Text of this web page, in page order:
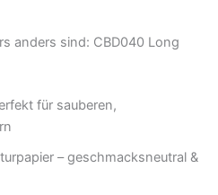
anders sind: CBD040 Long
für sauberen,
– geschmacksneutral &